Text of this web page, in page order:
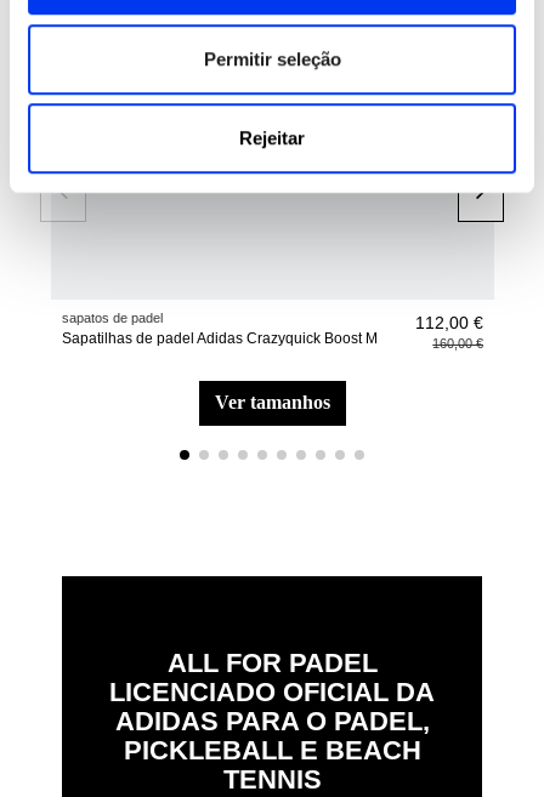
Permitir seleção
Rejeitar
sapatos de padel
Sapatilhas de padel Adidas Crazyquick Boost M
112,00 €
160,00 €
ver tamanhos
ALL FOR PADEL
LICENCIADO OFICIAL DA
ADIDAS PARA O PADEL,
PICKLEBALL E BEACH
TENNIS